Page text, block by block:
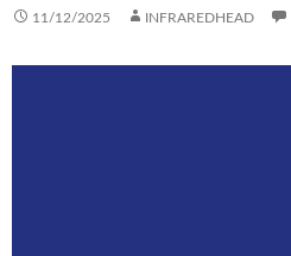
11/12/2025 INFRAREDHEAD